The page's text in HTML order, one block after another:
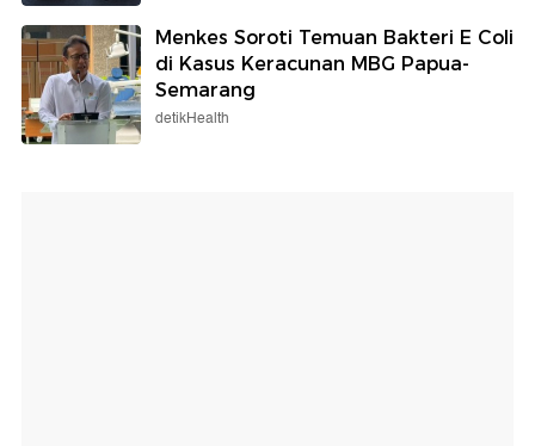
Menkes Soroti Temuan Bakteri E Coli
di Kasus Keracunan MBG Papua-
Semarang
detikHealth